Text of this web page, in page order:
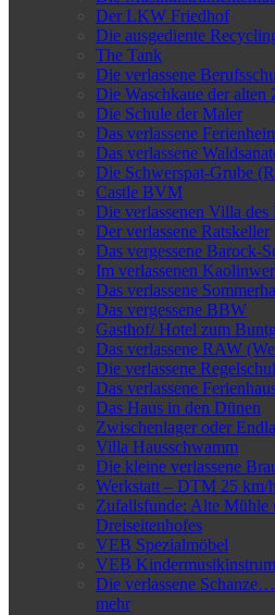
Der LKW Friedhof
Die ausgediente
The Tank
Die verlassene
Die Waschkaue der alten
Die Schule der Maler
Das verlassene
Das verlassene
Die Schwerspat-Grube
Castle BVM
Die verlassenen Villa des
Der verlassene Ratskeller
Das vergessene Barock-
Im verlassenen
Das verlassene
Das vergessene BBW
Gasthof/ Hotel zum
Das verlassene RAW
Die verlassene
Das verlassene
Das Haus in den Dünen
Zwischenlager oder
Villa Hausschwamm
Die kleine verlassene
Werkstatt – DTM 25 km/h
Zufallsfunde: Alte Mühle
Dreiseitenhofes
VEB Spezialmöbel
VEB
Die verlassene
mehr